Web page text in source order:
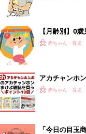
【月齢別】0
お世話ポイント
赤ちゃん・育児
アカチャンホ
うとポイント
赤ちゃん・育児
「今日の目玉